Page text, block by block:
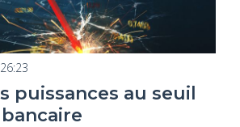
puissances au seuil